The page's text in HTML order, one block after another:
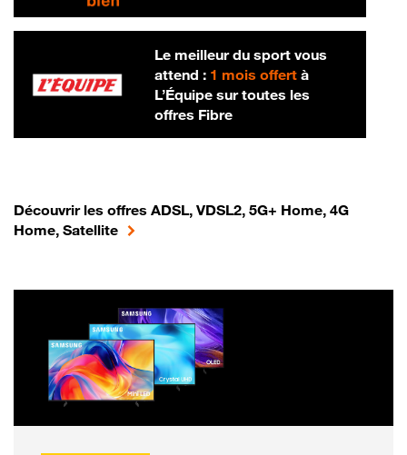
Le meilleur du sport vous
attend : 1 mois offertà
L’Équipe sur toutes les
offres Fibre
Découvrir les offres ADSL, VDSL2, 5G+ Home, 4G
Home, Satellite